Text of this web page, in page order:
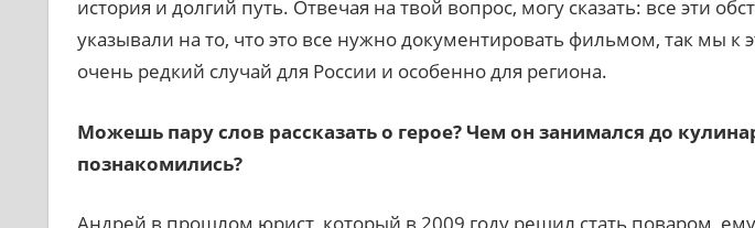
история и долгий путь. Отвечая на твой вопрос, могу сказать: все эти
указывали на то, что это все нужно документировать фильмом, так мы к
очень редкий случай для России и особенно для региона.
Можешь пару слов рассказать о герое? Чем он занимался до
познакомились?